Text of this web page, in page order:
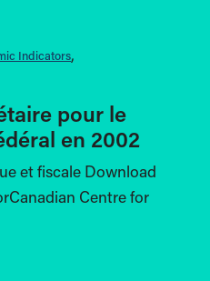
Indicators
pour le
en 2002
et fiscale Download
Centre for